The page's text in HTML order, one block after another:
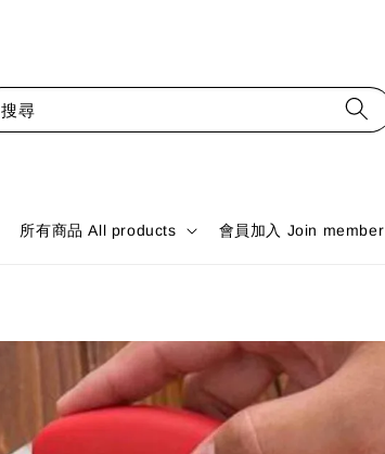
搜尋
所有商品 All products 會員加入 Join member